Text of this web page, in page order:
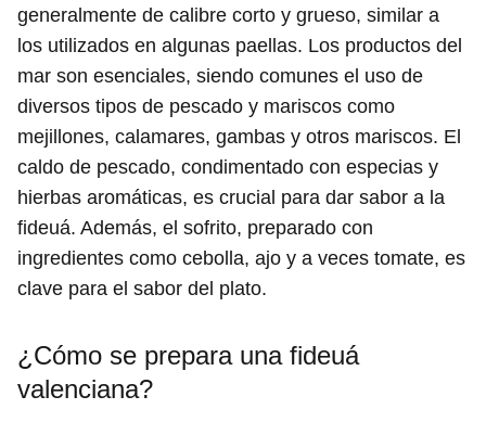
generalmente de calibre corto y grueso, similar a
los utilizados en algunas paellas. Los productos del
mar son esenciales, siendo comunes el uso de
diversos tipos de pescado y mariscos como
mejillones, calamares, gambas y otros mariscos. El
caldo de pescado, condimentado con especias y
hierbas aromáticas, es crucial para dar sabor a la
fideuá. Además, el sofrito, preparado con
ingredientes como cebolla, ajo y a veces tomate, es
clave para el sabor del plato.
¿Cómo se prepara una fideuá
valenciana?